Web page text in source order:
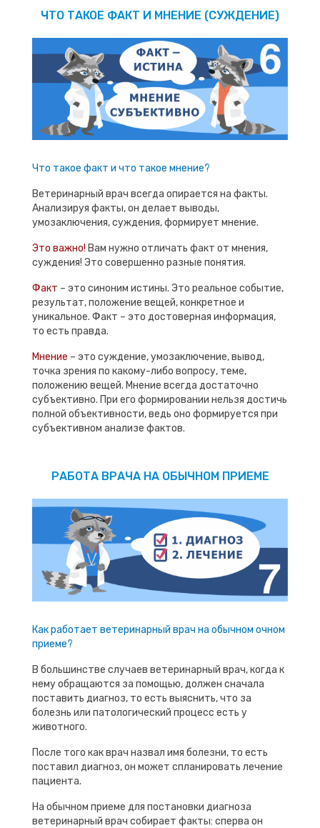
ЧТО ТАКОЕ ФАКТ И МНЕНИЕ (СУЖДЕНИЕ)
Что такое факт и что такое мнение?
Ветеринарный врач всегда опирается на факты.
Анализируя факты, он делает выводы,
умозаключения, суждения, формирует мнение.
Это важно! Вам нужно отличать факт от мнения,
суждения! Это совершенно разные понятия.
Факт – это синоним истины. Это реальное событие,
результат, положение вещей, конкретное и
уникальное. Факт – это достоверная информация,
то есть правда.
Мнение – это суждение, умозаключение, вывод,
точка зрения по какому-либо вопросу, теме,
положению вещей. Мнение всегда достаточно
субъективно. При его формировании нельзя достичь
полной объективности, ведь оно формируется при
субъективном анализе фактов.
РАБОТА ВРАЧА НА ОБЫЧНОМ ПРИЕМЕ
Как работает ветеринарный врач на обычном очном
приеме?
В большинстве случаев ветеринарный врач, когда к
нему обращаются за помощью, должен сначала
поставить диагноз, то есть выяснить, что за
болезнь или патологический процесс есть у
животного.
После того как врач назвал имя болезни, то есть
поставил диагноз, он может спланировать лечение
пациента.
На обычном приеме для постановки диагноза
ветеринарный врач собирает факты: сперва он